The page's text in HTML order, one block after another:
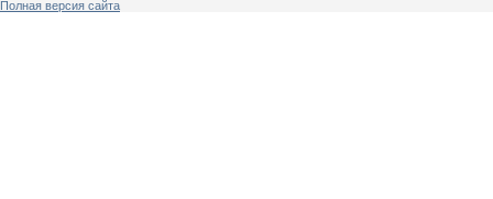
Полная версия сайта